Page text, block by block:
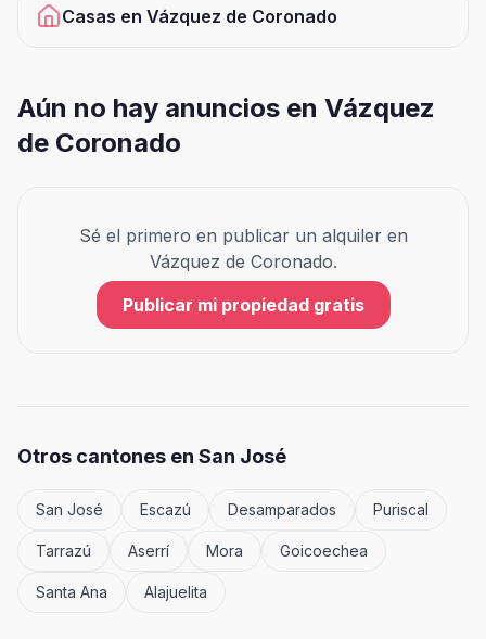
Casas en Vázquez de Coronado
Aún no hay anuncios en Vázquez
de Coronado
Sé el primero en publicar un alquiler en
Vázquez de Coronado.
Publicar mi propiedad gratis
Otros cantones en San José
San José Escazú Desamparados Puriscal
Tarrazú Aserrí Mora Goicoechea
Santa Ana Alajuelita